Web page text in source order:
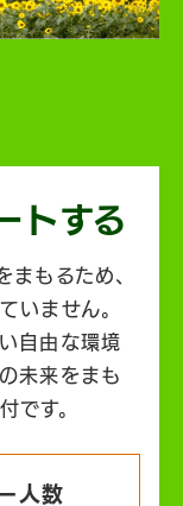
トする
まもるため、
いません。
自由な環境
未来をまも
です。
人数